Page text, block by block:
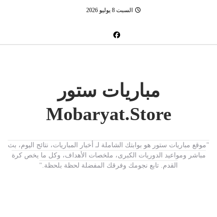
السبت 8 يوليو 2026
مباريات ستور
Mobaryat.Store
"موقع مباريات ستور هو بوابتك الشاملة لـ أخبار المباريات، نتائج اليوم، بث
مباشر ومواعيد الدوريات الكبرى، ملخصات الأهداف، وكل ما يخص كرة
القدم. تابع نجومك وفرقك المفضلة لحظة بلحظة."